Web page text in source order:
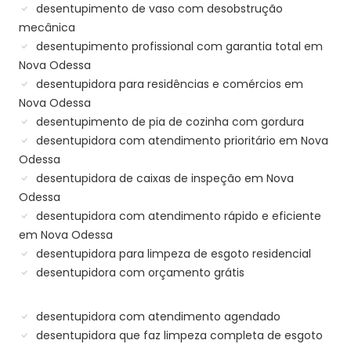
desentupimento de vaso com desobstrução
mecânica
desentupimento profissional com garantia total em
Nova Odessa
desentupidora para residências e comércios em
Nova Odessa
desentupimento de pia de cozinha com gordura
desentupidora com atendimento prioritário em Nova
Odessa
desentupidora de caixas de inspeção em Nova
Odessa
desentupidora com atendimento rápido e eficiente
em Nova Odessa
desentupidora para limpeza de esgoto residencial
desentupidora com orçamento grátis
desentupidora com atendimento agendado
desentupidora que faz limpeza completa de esgoto